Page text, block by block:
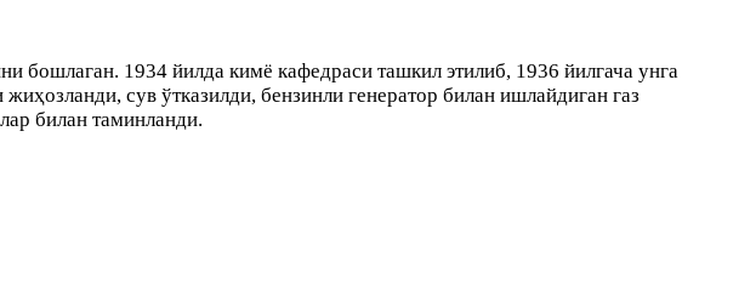
бошлаган. 1934 йилда кимё кафедраси ташкил этилиб, 1936 йилгача унга
сув ўтказилди, бензинли генератор билан ишлайдиган газ
билан таминланди.